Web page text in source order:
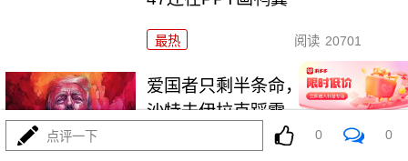
最热 阅读 20701
爱国者只剩半条命，美军却拉着
沙特去伊拉克踩雷
最热
点评一下 0 0